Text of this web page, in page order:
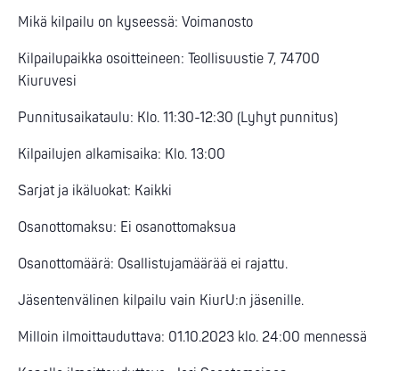
Mikä kilpailu on kyseessä: Voimanosto
Kilpailupaikka osoitteineen: Teollisuustie 7, 74700
Kiuruvesi
Punnitusaikataulu: Klo. 11:30-12:30 (Lyhyt punnitus)
Kilpailujen alkamisaika: Klo. 13:00
Sarjat ja ikäluokat: Kaikki
Osanottomaksu: Ei osanottomaksua
Osanottomäärä: Osallistujamäärää ei rajattu.
Jäsentenvälinen kilpailu vain KiurU:n jäsenille.
Milloin ilmoittauduttava: 01.10.2023 klo. 24:00 mennessä